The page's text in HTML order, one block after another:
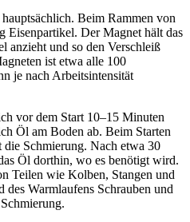
Beim Rammen von
Eisenpartikel. Der Magnet hält das
anzieht und so den Verschleiß
ist etwa alle 100
je nach Arbeitsintensität
vor dem Start 10–15 Minuten
Öl am Boden ab. Beim Starten
die Schmierung. Nach etwa 30
Öl dorthin, wo es benötigt wird.
Teilen wie Kolben, Stangen und
Warmlaufens Schrauben und